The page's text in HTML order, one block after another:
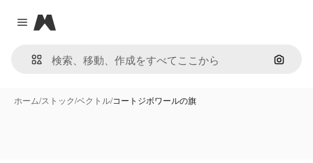
Close menu
Magnific
画像で
ホーム/ストック/ベクトル/コートジボワールの旗